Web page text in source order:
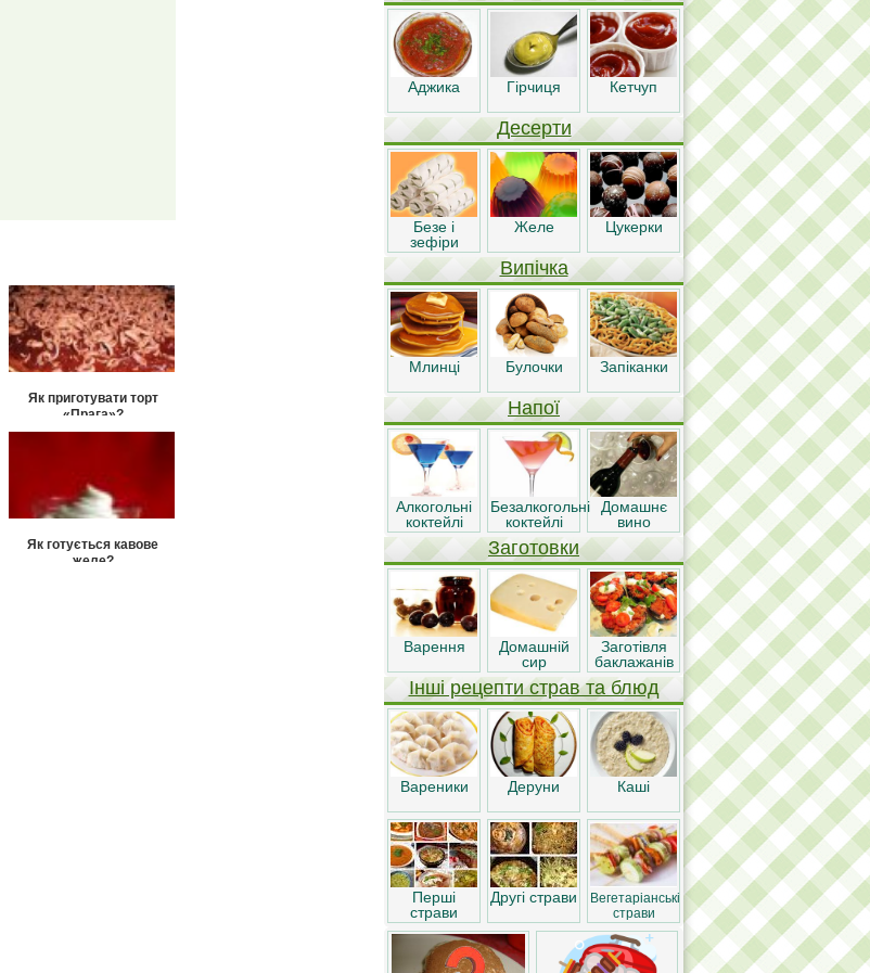
Як приготувати торт
«Прага»?
Як готується кавове
желе?
Аджика Гірчиця Кетчуп
Десерти
Безе і
зефіри
Желе Цукерки
Випічка
Млинці Булочки Запіканки
Напої
Алкогольні
коктейлі
Безалкогольні
коктейлі
Домашнє
вино
Заготовки
Варення
Домашній
сир
Заготівля
баклажанів
Інші рецепти страв та блюд
Вареники Деруни Каші
Перші
страви
Другі страви
Вегетаріанські
страви